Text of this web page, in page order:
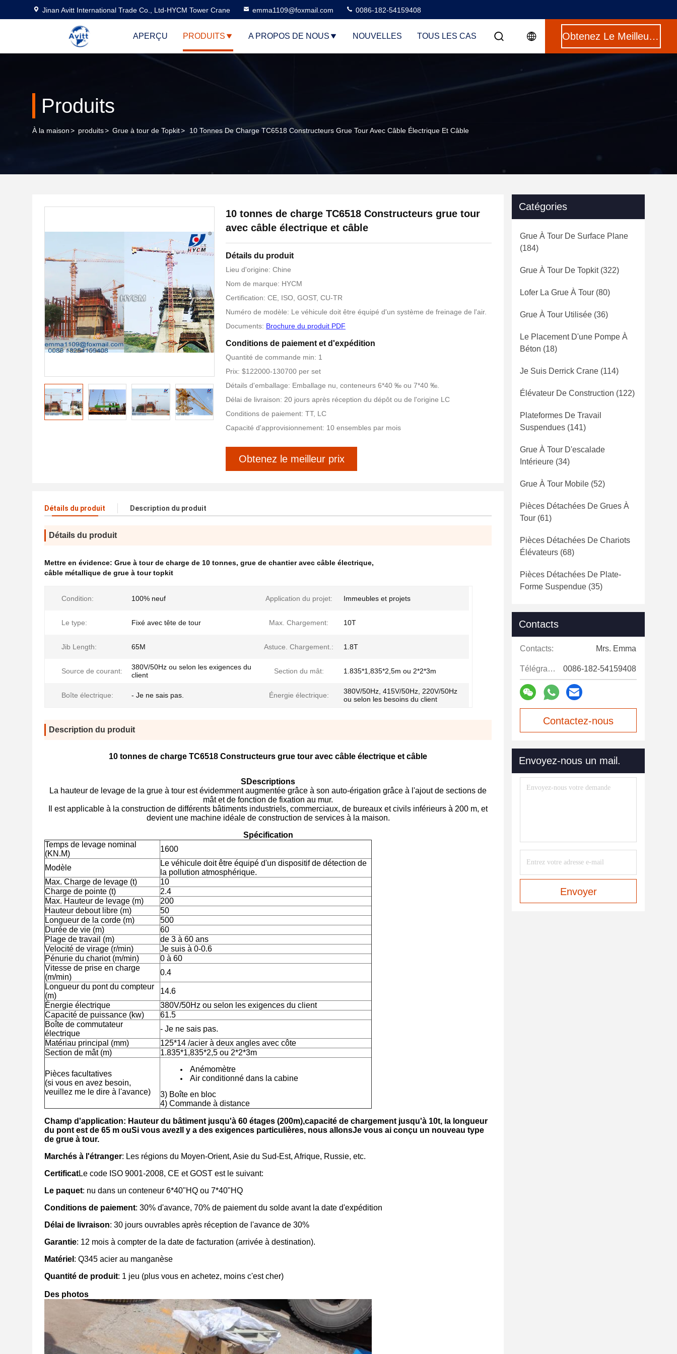
Jinan Avitt International Trade Co., Ltd-HYCM Tower Crane emma1109@foxmail.com 0086-182-54159408
APERÇU PRODUITS A PROPOS DE NOUS NOUVELLES TOUS LES CAS Obtenez Le Meilleur Prix
Produits
À la maison> produits> Grue à tour de Topkit> 10 Tonnes De Charge TC6518 Constructeurs Grue Tour Avec Câble Électrique Et Câble
10 tonnes de charge TC6518 Constructeurs grue tour
avec câble électrique et câble
Détails du produit
Lieu d'origine: Chine
Nom de marque: HYCM
Certification: CE, ISO, GOST, CU-TR
Numéro de modèle: Le véhicule doit être équipé d'un système de freinage de l'air.
Documents: Brochure du produit PDF
Conditions de paiement et d'expédition
Quantité de commande min: 1
Prix: $122000-130700 per set
Détails d'emballage: Emballage nu, conteneurs 6*40 ‰ ou 7*40 ‰.
Délai de livraison: 20 jours après réception du dépôt ou de l'origine LC
Conditions de paiement: TT, LC
Capacité d'approvisionnement: 10 ensembles par mois
Obtenez le meilleur prix
Détails du produit Description du produit
Détails du produit
Mettre en évidence: Grue à tour de charge de 10 tonnes, grue de chantier avec câble électrique,
câble métallique de grue à tour topkit
Condition: 100% neuf Application du projet: Immeubles et projets
Le type: Fixé avec tête de tour Max. Chargement: 10T
Jib Length: 65M Astuce. Chargement.: 1.8T
Source de courant:
380V/50Hz ou selon les exigences du
client
Section du mât: 1.835*1,835*2,5m ou 2*2*3m
Boîte électrique: - Je ne sais pas. Énergie électrique:
380V/50Hz, 415V/50Hz, 220V/50Hz
ou selon les besoins du client
Description du produit
10 tonnes de charge TC6518 Constructeurs grue tour avec câble électrique et câble
S Descriptions
La hauteur de levage de la grue à tour est évidemment augmentée grâce à son auto-érigation grâce à l'ajout de sections de
mât et de fonction de fixation au mur.
Il est applicable à la construction de différents bâtiments industriels, commerciaux, de bureaux et civils inférieurs à 200 m, et
devient une machine idéale de construction de services à la maison.
Spécification
Temps de levage nominal
(KN.M)
1600
Modèle
Le véhicule doit être équipé d'un dispositif de détection de
la pollution atmosphérique.
Max. Charge de levage (t)
10
Charge de pointe (t)
2.4
Max. Hauteur de levage (m)
200
Hauteur debout libre (m)
50
Longueur de la corde (m)
500
Durée de vie (m)
60
Plage de travail (m)
de 3 à 60 ans
Velocité de virage (r/min)
Je suis à 0-0.6
Pénurie du chariot (m/min)
0 à 60
Vitesse de prise en charge
(m/min)
0.4
Longueur du pont du compteur
(m)
14.6
Énergie électrique
380V/50Hz ou selon les exigences du client
Capacité de puissance (kw)
61.5
Boîte de commutateur
électrique
- Je ne sais pas.
Matériau principal (mm)
125*14 /acier à deux angles avec côte
Section de mât (m)
1.835*1,835*2,5 ou 2*2*3m
Pièces facultatives
(si vous en avez besoin,
veuillez me le dire à l'avance)
Anémomètre
Air conditionné dans la cabine
3) Boîte en bloc
4) Commande à distance
Champ d'application: Hauteur du bâtiment jusqu'à 60 étages (200m),capacité de chargement jusqu'à 10t, la longueur
du pont est de 65 m ouSi vous avez Il y a des exigences particulières, nous allonsJe vous ai conçu un nouveau type
de grue à tour.
Marchés à l'étranger: Les régions du Moyen-Orient, Asie du Sud-Est, Afrique, Russie, etc.
CertificatLe code ISO 9001-2008, CE et GOST est le suivant:
Le paquet: nu dans un conteneur 6*40"HQ ou 7*40"HQ
Conditions de paiement: 30% d'avance, 70% de paiement du solde avant la date d'expédition
Délai de livraison: 30 jours ouvrables après réception de l'avance de 30%
Garantie: 12 mois à compter de la date de facturation (arrivée à destination).
Matériel : Q345 acier au manganèse
Quantité de produit: 1 jeu (plus vous en achetez, moins c'est cher)
Des photos
Catégories
Grue À Tour De Surface Plane
(184)
Grue À Tour De Topkit(322)
Lofer La Grue À Tour (80)
Grue À Tour Utilisée (36)
Le Placement D'une Pompe À
Béton (18)
Je Suis Derrick Crane (114)
Élévateur De Construction (122)
Plateformes De Travail
Suspendues (141)
Grue À Tour D'escalade
Intérieure (34)
Grue À Tour Mobile (52)
Pièces Détachées De Grues À
Tour (61)
Pièces Détachées De Chariots
Élévateurs (68)
Pièces Détachées De Plate-
Forme Suspendue (35)
Contacts
Contacts: Mrs. Emma
Télégramme: 0086-182-54159408
Contactez-nous
Envoyez-nous un mail.
Envoyer